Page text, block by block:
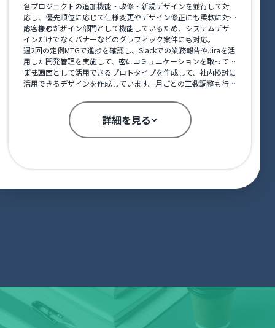
各プロジェクトの追加機能・改修・新規デザインを並行して対
応し、優先順位に応じて仕様変更やデザイン修正にも柔軟に対
応しました。
お客様のデザイン部門として機能しているため、システムデザ
インだけでなくバナーなどのグラフィック案件にも対応。
週2回の定例MTGで進捗を確認し、Slackでの業務報告やJiraを活
用した開発管理を実施して、密にコミュニケーションを取ってい
ます。
デモ画面として活用できるプロトタイプを作成して、社内検討に
活用できるデザインを作成しています。月ごとの工数調整も行
詳細を見る